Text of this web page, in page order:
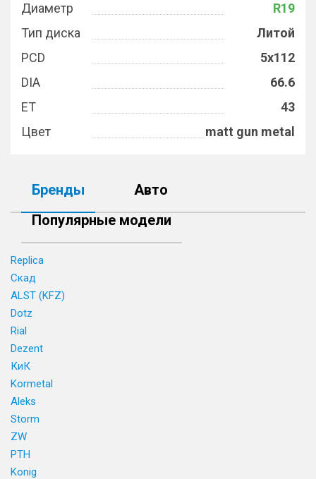
Диаметр
R19
Тип диска
Литой
PCD
5x112
DIA
66.6
ET
43
Цвет
matt gun metal
Бренды
Авто
Популярные модели
Replica
Скад
ALST (KFZ)
Dotz
Rial
Dezent
КиК
Kormetal
Aleks
Storm
ZW
PTH
Konig